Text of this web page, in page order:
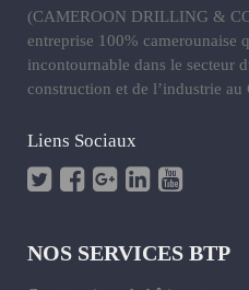
(CAMEROON DRILLING &
entreprise 100% camerounaise
incontournable dans le secteur
construction et de l’industrie au
Liens Sociaux
NOS SERVICES BTP